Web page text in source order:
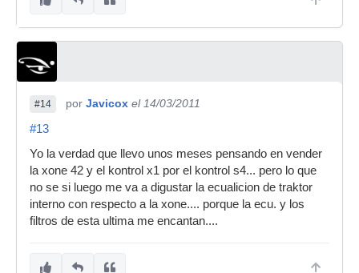
#14 por Javicox el 14/03/2011
#13
Yo la verdad que llevo unos meses pensando en vender
la xone 42 y el kontrol x1 por el kontrol s4... pero lo que
no se si luego me va a digustar la ecualicion de traktor
interno con respecto a la xone.... porque la ecu. y los
filtros de esta ultima me encantan....